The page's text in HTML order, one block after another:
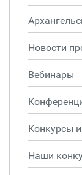
Новости
Вебинары
Конкурсы
Наши